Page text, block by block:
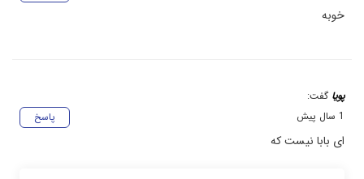
خوبه
پویا گفت:
پاسخ
1 سال پیش
ای بابا نیست که